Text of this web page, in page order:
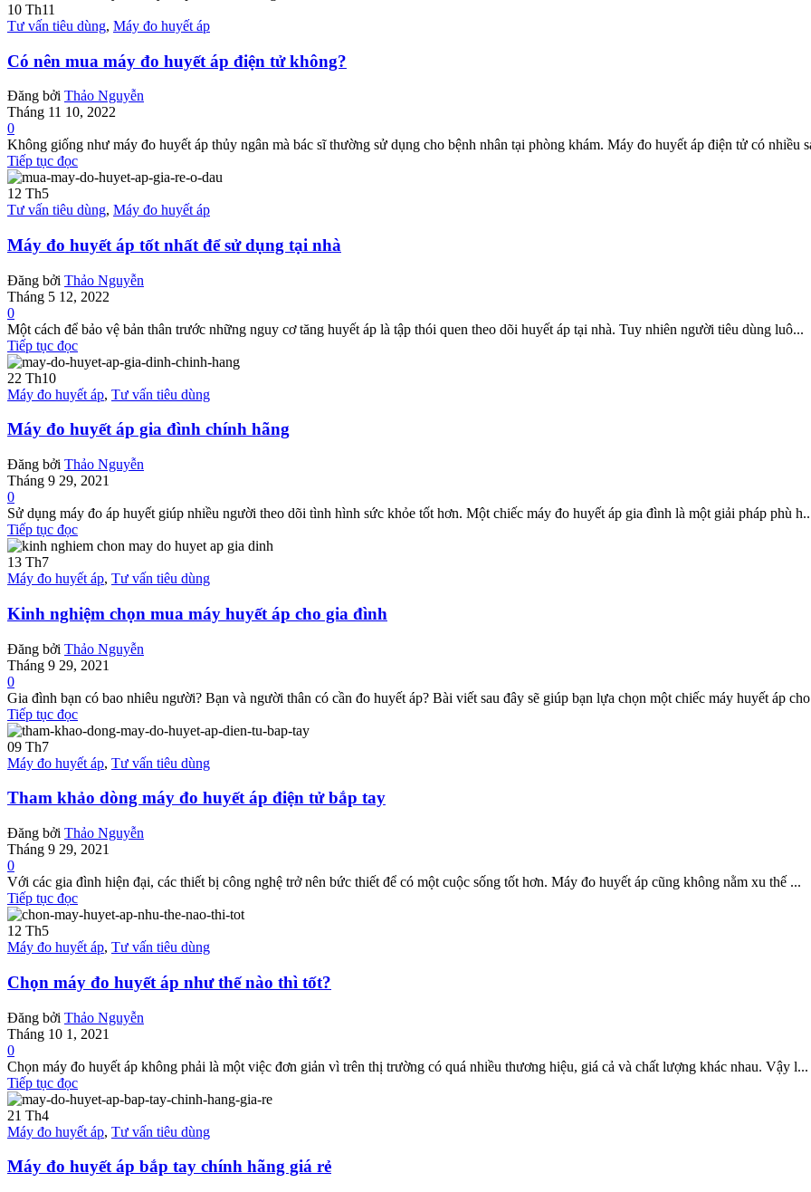
10 Th11
Tư vấn tiêu dùng, Máy đo huyết áp
Có nên mua máy đo huyết áp điện tử không?
Đăng bởi Thảo Nguyễn
Tháng 11 10, 2022
0
Không giống như máy đo huyết áp thủy ngân mà bác sĩ thường sử dụng cho bệnh nhân tại phòng khám. Máy đo huyết áp điện tử có nhiều
Tiếp tục đọc
12 Th5
Tư vấn tiêu dùng, Máy đo huyết áp
Máy đo huyết áp tốt nhất để sử dụng tại nhà
Đăng bởi Thảo Nguyễn
Tháng 5 12, 2022
0
Một cách để bảo vệ bản thân trước những nguy cơ tăng huyết áp là tập thói quen theo dõi huyết áp tại nhà. Tuy nhiên người tiêu dùng luô...
Tiếp tục đọc
22 Th10
Máy đo huyết áp, Tư vấn tiêu dùng
Máy đo huyết áp gia đình chính hãng
Đăng bởi Thảo Nguyễn
Tháng 9 29, 2021
0
Sử dụng máy đo áp huyết giúp nhiều người theo dõi tình hình sức khỏe tốt hơn. Một chiếc máy đo huyết áp gia đình là một giải pháp phù
Tiếp tục đọc
13 Th7
Máy đo huyết áp, Tư vấn tiêu dùng
Kinh nghiệm chọn mua máy huyết áp cho gia đình
Đăng bởi Thảo Nguyễn
Tháng 9 29, 2021
0
Gia đình bạn có bao nhiêu người? Bạn và người thân có cần đo huyết áp? Bài viết sau đây sẽ giúp bạn lựa chọn một chiếc máy huyết áp
Tiếp tục đọc
09 Th7
Máy đo huyết áp, Tư vấn tiêu dùng
Tham khảo dòng máy đo huyết áp điện tử bắp tay
Đăng bởi Thảo Nguyễn
Tháng 9 29, 2021
0
Với các gia đình hiện đại, các thiết bị công nghệ trở nên bức thiết để có một cuộc sống tốt hơn. Máy đo huyết áp cũng không nằm xu thế ...
Tiếp tục đọc
12 Th5
Máy đo huyết áp, Tư vấn tiêu dùng
Chọn máy đo huyết áp như thế nào thì tốt?
Đăng bởi Thảo Nguyễn
Tháng 10 1, 2021
0
Chọn máy đo huyết áp không phải là một việc đơn giản vì trên thị trường có quá nhiều thương hiệu, giá cả và chất lượng khác nhau. Vậy l...
Tiếp tục đọc
21 Th4
Máy đo huyết áp, Tư vấn tiêu dùng
Máy đo huyết áp bắp tay chính hãng giá rẻ